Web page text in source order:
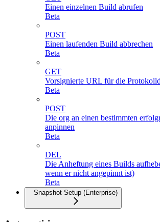
Einen einzelnen Build abrufen
Beta
POST
Einen laufenden Build abbrechen
Beta
GET
Vorsignierte URL für die
Beta
POST
Die org an einen bestimmten
anpinnen
Beta
DEL
Die Anheftung eines Builds
wenn er nicht angepinnt ist)
Beta
Snapshot Setup (Enterprise)